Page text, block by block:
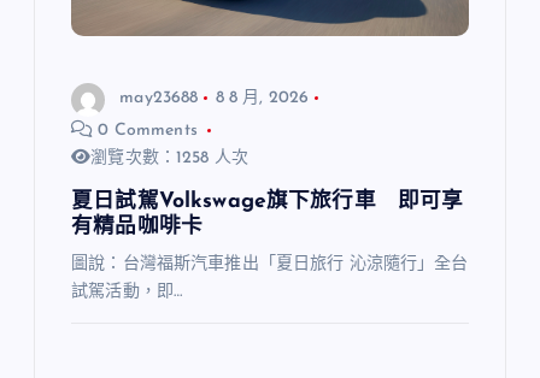
may23688
8 8 月, 2026
0 Comments
瀏覽次數：1258 人次
夏日試駕Volkswage旗下旅行車 即可享
有精品咖啡卡
圖說：台灣福斯汽車推出「夏日旅行 沁涼隨行」全台
試駕活動，即…